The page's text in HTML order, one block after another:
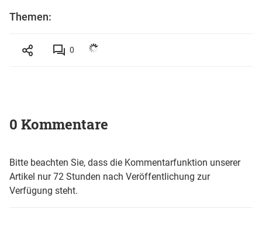
Themen:
0
0 Kommentare
Bitte beachten Sie, dass die Kommentarfunktion unserer
Artikel nur 72 Stunden nach Veröffentlichung zur
Verfügung steht.